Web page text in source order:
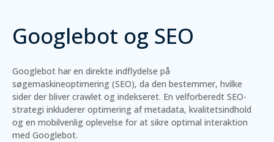
Googlebot og SEO
Googlebot har en direkte indflydelse på
søgemaskineoptimering (SEO), da den bestemmer, hvilke
sider der bliver crawlet og indekseret. En velforberedt SEO-
strategi inkluderer optimering af metadata, kvalitetsindhold
og en mobilvenlig oplevelse for at sikre optimal interaktion
med Googlebot.